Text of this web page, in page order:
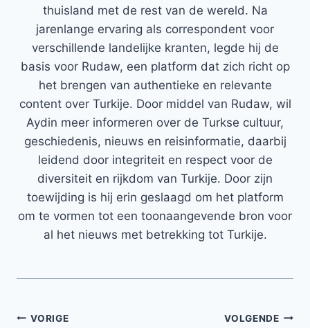
thuisland met de rest van de wereld. Na
jarenlange ervaring als correspondent voor
verschillende landelijke kranten, legde hij de
basis voor Rudaw, een platform dat zich richt op
het brengen van authentieke en relevante
content over Turkije. Door middel van Rudaw, wil
Aydin meer informeren over de Turkse cultuur,
geschiedenis, nieuws en reisinformatie, daarbij
leidend door integriteit en respect voor de
diversiteit en rijkdom van Turkije. Door zijn
toewijding is hij erin geslaagd om het platform
om te vormen tot een toonaangevende bron voor
al het nieuws met betrekking tot Turkije.
Bericht
VORIGE VOLGENDE